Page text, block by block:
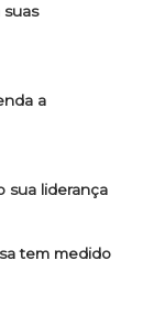
a
sua liderança
tem medido